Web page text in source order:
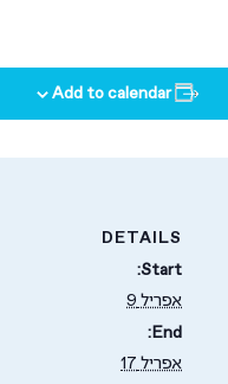
Add to calendar
DETAILS
Start:
אפריל 9
End:
אפריל 17